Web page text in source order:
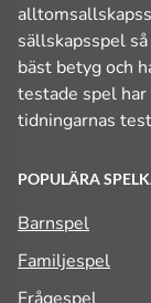
sällskapsspel
bäst betyg och
testade spel
tidningarnas
POPULÄRA
Barnspel
Familjespel